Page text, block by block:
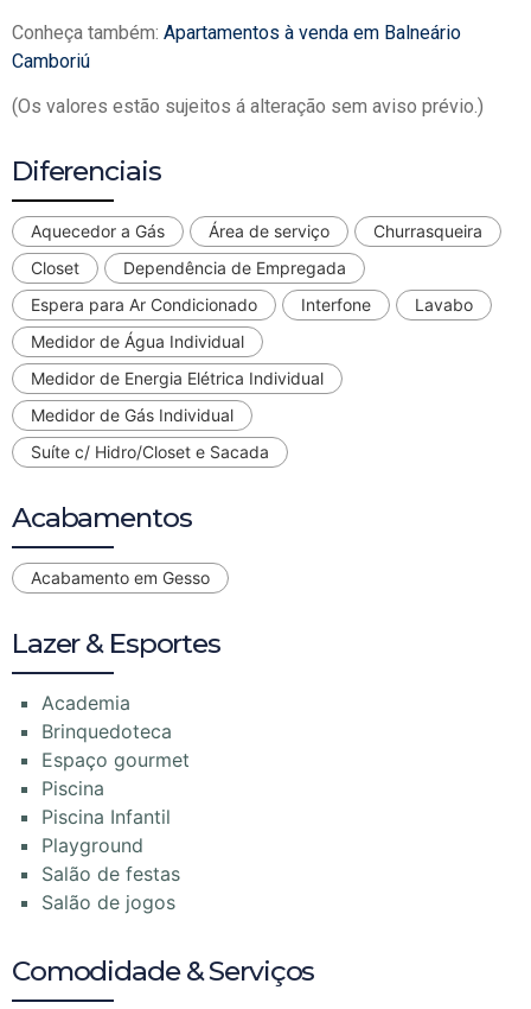
Conheça também: Apartamentos à venda em Balneário
Camboriú
(Os valores estão sujeitos á alteração sem aviso prévio.)
Diferenciais
Aquecedor a Gás Área de serviço
Churrasqueira
Closet
Dependência de Empregada
Espera para Ar Condicionado
Interfone
Lavabo
Medidor de Água Individual
Medidor de Energia Elétrica Individual
Medidor de Gás Individual
Suíte c/ Hidro/Closet e Sacada
Acabamentos
Acabamento em Gesso
Lazer & Esportes
Academia
Brinquedoteca
Espaço gourmet
Piscina
Piscina Infantil
Playground
Salão de festas
Salão de jogos
Comodidade & Serviços